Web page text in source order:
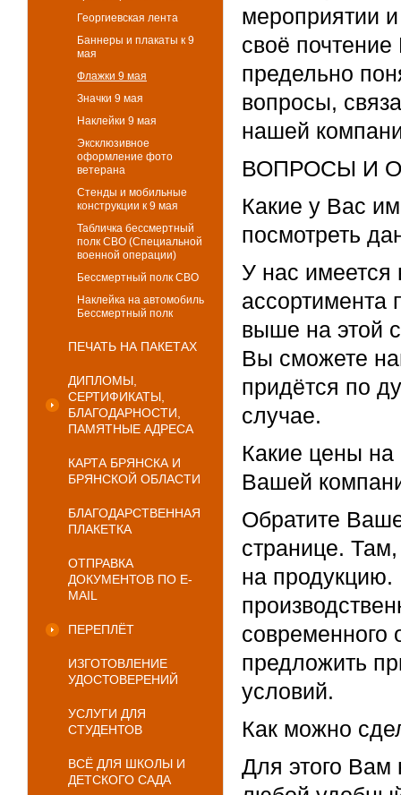
Георгиевская лента
Баннеры и плакаты к 9
мая
Флажки 9 мая
Значки 9 мая
Наклейки 9 мая
Эксклюзивное
оформление фото
ветерана
Стенды и мобильные
конструкции к 9 мая
Табличка бессмертный
полк СВО (Специальной
военной операции)
Бессмертный полк СВО
Наклейка на автомобиль
Бессмертный полк
ПЕЧАТЬ НА ПАКЕТАХ
ДИПЛОМЫ,
СЕРТИФИКАТЫ,
БЛАГОДАРНОСТИ,
ПАМЯТНЫЕ АДРЕСА
КАРТА БРЯНСКА И
БРЯНСКОЙ ОБЛАСТИ
БЛАГОДАРСТВЕННАЯ
ПЛАКЕТКА
ОТПРАВКА
ДОКУМЕНТОВ ПО E-
MAIL
ПЕРЕПЛЁТ
ИЗГОТОВЛЕНИЕ
УДОСТОВЕРЕНИЙ
УСЛУГИ ДЛЯ
СТУДЕНТОВ
ВСЁ ДЛЯ ШКОЛЫ И
ДЕТСКОГО САДА
мероприятии и
своё
предельно
вопросы,
нашей
ВОПРОСЫ И
Какие у Вас
посмотреть
У нас имеется
ассортимента
выше на этой
Вы сможете
придётся по
случае.
Какие цены
Вашей
Обратите
странице.
на продукцию.
предложить
условий.
Как можно
Для этого Вам